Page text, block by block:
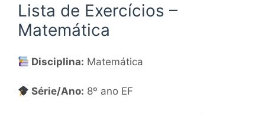
Lista de Exercícios –
Matemática
Disciplina: Matemática
Série/Ano: 8º ano EF